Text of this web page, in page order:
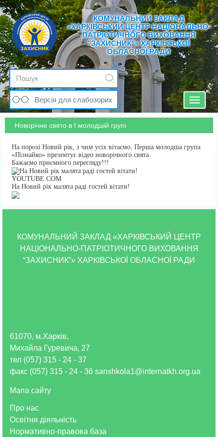
КОМУНАЛЬНИЙ ЗАКЛАД
«ХАРКІВСЬКИЙ ЦЕНТР НАЦІОНАЛЬНО-
ПАТРІОТИЧНОГО ВИХОВАННЯ
"ЗАХИСНИК"» ХАРКІВСЬКОЇ
ОБЛАСНОЇ РАДИ
Версія для слабозорих
Toggle
Новорічне свято в І молодшій групі
На порозі Новий рік, з чим усіх вітаємо. Перша молодша група
«Пізнайко» презентує відео новорічного свята.
Бажаємо приємного перегляду!!!
YOUTUBE.COM
На Новий рік малята раді гостей вітати!
КОМУНАЛЬНИЙ ЗАКЛАД «ХАРКІВСЬКИЙ ЦЕНТР
НАЦІОНАЛЬНО-ПАТРІОТИЧНОГО ВИХОВАННЯ
“ЗАХИСНИК”» ХАРКІВСЬКОЇ ОБЛАСНОЇ РАДИ
Про нас
Освітня діяльність
Нормативно-правова база
61070, м.Харків,
Михайла Гуревича, 27
тел (057) 315 - 24 - 37
факс (057) 315 - 24 - 36 sanshkola1@internatkh.org.ua
Мапа сайту